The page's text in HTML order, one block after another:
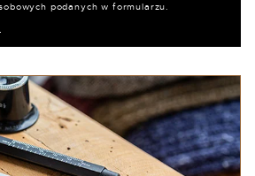
podanych w formularzu.